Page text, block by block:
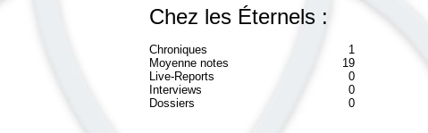
Chez les Éternels :
Chroniques
1
Moyenne notes
19
Live-Reports
0
Interviews
0
Dossiers
0